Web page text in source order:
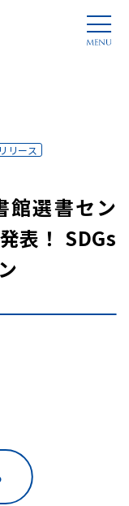
リース
館選書セン
表！ SDGs